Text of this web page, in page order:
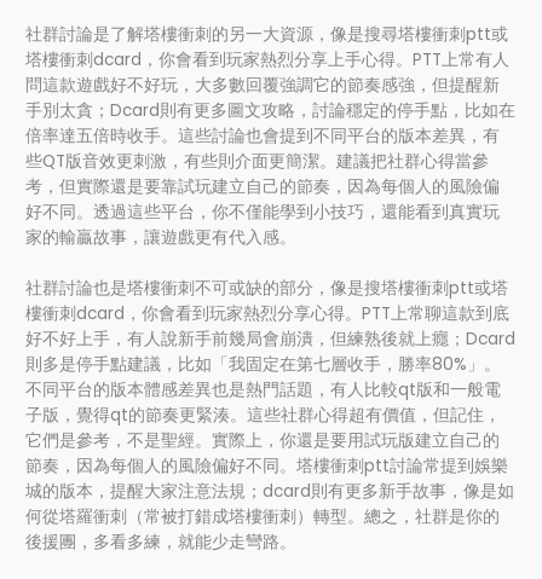
社群討論是了解塔樓衝刺的另一大資源，像是搜尋塔樓衝刺ptt或
塔樓衝刺dcard，你會看到玩家熱烈分享上手心得。PTT上常有人
問這款遊戲好不好玩，大多數回覆強調它的節奏感強，但提醒新
手別太貪；Dcard則有更多圖文攻略，討論穩定的停手點，比如在
倍率達五倍時收手。這些討論也會提到不同平台的版本差異，有
些QT版音效更刺激，有些則介面更簡潔。建議把社群心得當參
考，但實際還是要靠試玩建立自己的節奏，因為每個人的風險偏
好不同。透過這些平台，你不僅能學到小技巧，還能看到真實玩
家的輸贏故事，讓遊戲更有代入感。
社群討論也是塔樓衝刺不可或缺的部分，像是搜塔樓衝刺ptt或塔
樓衝刺dcard，你會看到玩家熱烈分享心得。PTT上常聊這款到底
好不好上手，有人說新手前幾局會崩潰，但練熟後就上癮；Dcard
則多是停手點建議，比如「我固定在第七層收手，勝率80%」。
不同平台的版本體感差異也是熱門話題，有人比較qt版和一般電
子版，覺得qt的節奏更緊湊。這些社群心得超有價值，但記住，
它們是參考，不是聖經。實際上，你還是要用試玩版建立自己的
節奏，因為每個人的風險偏好不同。塔樓衝刺ptt討論常提到娛樂
城的版本，提醒大家注意法規；dcard則有更多新手故事，像是如
何從塔羅衝刺（常被打錯成塔樓衝刺）轉型。總之，社群是你的
後援團，多看多練，就能少走彎路。